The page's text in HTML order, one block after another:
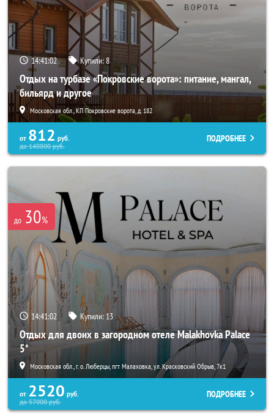
14:41:02 Купили:8
Отдых на турбазе «Покровские ворота»: питание, мангал,
бильярд и другое
Московская обл., КП Покровские ворота, д. 182
от 812 руб.
до140800руб.
ПОДРОБНЕЕ
до 30%
14:41:02 Купили: 13
Отдых для двоих в загородном отеле Malakhovka Palace
5*
Московская обл., г. о. Люберцы, пгт Малаховка, ул. Красковский Обрыв, 7к1
от 2520 руб.
до57000руб.
ПОДРОБНЕЕ